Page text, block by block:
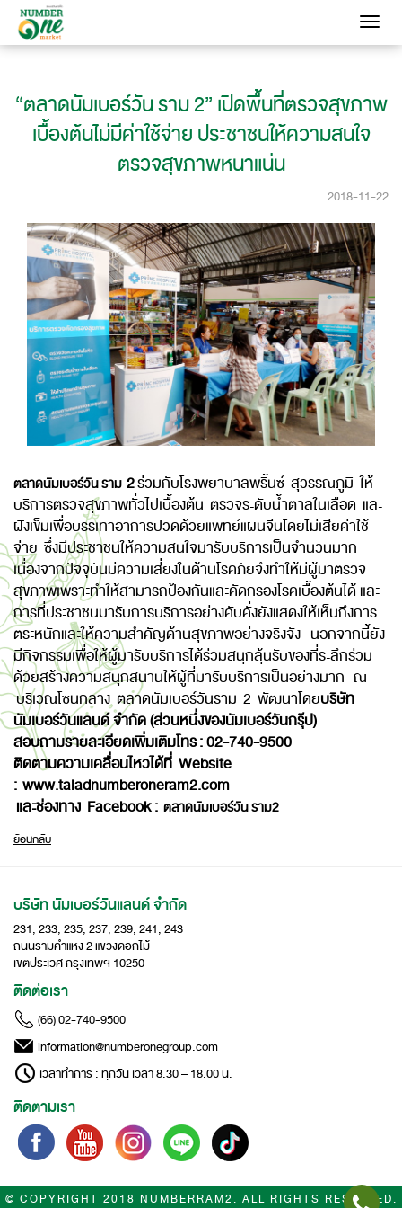
Toggle
“ตลาดนัมเบอร์วัน ราม 2” เปิดพื้นที่ตรวจสุขภาพ
เบื้องต้นไม่มีค่าใช้จ่าย ประชาชนให้ความสนใจ
ตรวจสุขภาพหนาแน่น
2018-11-22
ตลาดนัมเบอร์วัน ราม 2ร่วมกับโรงพยาบาลพริ้นซ์ สุวรรณภูมิ ให้
บริการตรวจสุขภาพทั่วไปเบื้องต้น ตรวจระดับน้ำตาลในเลือด และ
ฝังเข็มเพื่อบรรเทาอาการปวดด้วยแพทย์แผนจีนโดยไม่เสียค่าใช้
จ่าย ซึ่งมีประชาชนให้ความสนใจมารับบริการเป็นจำนวนมาก
เนื่องจากปัจจุบันมีความเสี่ยงในด้านโรคภัยจึงทำให้มีผู้มาตรวจ
สุขภาพเพราะทำให้สามารถป้องกันและคัดกรองโรคเบื้องต้นได้ และ
การที่ประชาชนมารับการบริการอย่างคับคั่งยังแสดงให้เห็นถึงการ
ตระหนักและให้ความสำคัญด้านสุขภาพอย่างจริงจัง นอกจากนี้ยัง
มีกิจกรรมเพื่อให้ผู้มารับบริการได้ร่วมสนุกลุ้นรับของที่ระลึกร่วม
ด้วยสร้างความสนุกสนานให้ผู้ที่มารับบริการเป็นอย่างมาก ณ
บริเวณโซนกลาง ตลาดนัมเบอร์วันราม 2 พัฒนาโดยบริษัท
นัมเบอร์วันแลนด์ จำกัด (ส่วนหนึ่งของนัมเบอร์วันกรุ๊ป)
สอบถามรายละเอียดเพิ่มเติมโทร: 02-740-9500
ติดตามความเคลื่อนไหวได้ที่ Website
: www.taladnumberoneram2.com
และช่องทาง Facebook : ตลาดนัมเบอร์วัน ราม2
ย้อนกลับ
บริษัท นัมเบอร์วันแลนด์ จำกัด
231, 233, 235, 237, 239, 241, 243
ถนนรามคำแหง 2 แขวงดอกไม้
เขตประเวศ กรุงเทพฯ 10250
ติดต่อเรา
(66) 02-740-9500
information@numberonegroup.com
เวลาทำการ : ทุกวัน เวลา 8.30 – 18.00 น.
ติดตามเรา
© COPYRIGHT 2018 NUMBERRAM2. ALL RIGHTS RESERVED.